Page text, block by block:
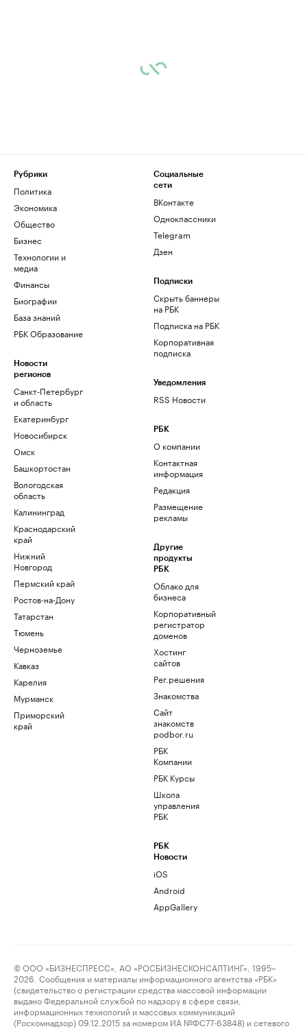
Рубрики
Политика
Экономика
Общество
Бизнес
Технологии и
медиа
Финансы
Биографии
База знаний
РБК Образование
Новости
регионов
Санкт-Петербург
и область
Екатеринбург
Новосибирск
Омск
Башкортостан
Вологодская
область
Калининград
Краснодарский
край
Нижний
Новгород
Пермский край
Ростов-на-Дону
Татарстан
Тюмень
Черноземье
Кавказ
Карелия
Мурманск
Приморский
край
Социальные
сети
ВКонтакте
Одноклассники
Telegram
Дзен
Подписки
Скрыть баннеры
на РБК
Подписка на РБК
Корпоративная
подписка
Уведомления
RSS Новости
РБК
О компании
Контактная
информация
Редакция
Размещение
рекламы
Другие
продукты
РБК
Облако для
бизнеса
Корпоративный
регистратор
доменов
Хостинг
сайтов
Рег.решения
Знакомства
Сайт
знакомств
podbor.ru
РБК
Компании
РБК Курсы
Школа
управления
РБК
РБК
Новости
iOS
Android
AppGallery
© ООО «БИЗНЕСПРЕСС», АО «РОСБИЗНЕСКОНСАЛТИНГ», 1995–
2026. Сообщения и материалы информационного агентства «РБК»
(свидетельство о регистрации средства массовой информации
выдано Федеральной службой по надзору в сфере связи,
информационных технологий и массовых коммуникаций
(Роскомнадзор) 09.12.2015 за номером ИА №ФС77-63848) и сетевого